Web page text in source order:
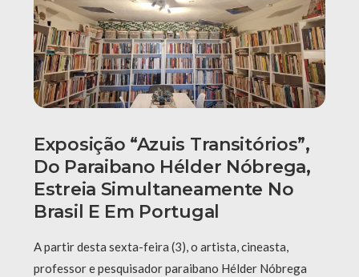
Exposição “Azuis Transitórios”,
Do Paraibano Hélder Nóbrega,
Estreia Simultaneamente No
Brasil E Em Portugal
A partir desta sexta-feira (3), o artista, cineasta,
professor e pesquisador paraibano Hélder Nóbrega